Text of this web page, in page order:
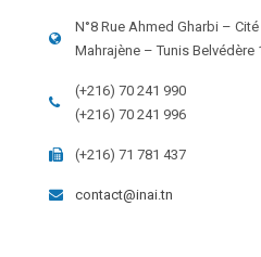
N°8 Rue Ahmed Gharbi – Cité
Mahrajène – Tunis Belvédère
(+216) 70 241 990
(+216) 70 241 996
(+216) 71 781 437
contact@inai.tn